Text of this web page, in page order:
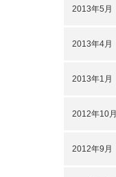
2013年5月
2013年4月
2013年1月
2012年10月
2012年9月